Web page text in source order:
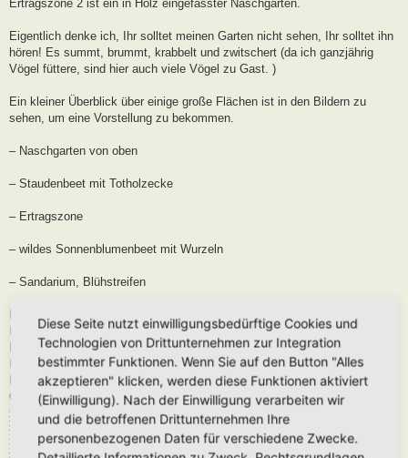
Ertragszone 2 ist ein in Holz eingefasster Naschgarten.
Eigentlich denke ich, Ihr solltet meinen Garten nicht sehen, Ihr solltet ihn
hören! Es summt, brummt, krabbelt und zwitschert (da ich ganzjährig
Vögel füttere, sind hier auch viele Vögel zu Gast. )
Ein kleiner Überblick über einige große Flächen ist in den Bildern zu
sehen, um eine Vorstellung zu bekommen.
– Naschgarten von oben
– Staudenbeet mit Totholzecke
– Ertragszone
– wildes Sonnenblumenbeet mit Wurzeln
– Sandarium, Blühstreifen
Dein Name: Sara S.
Postleitzahl: 17498
Hortus-Ort: Greifswald
Hortus-Land: Deutschland
Größe in m2: 1090
DATEIANHÄNGE
Diese Seite nutzt einwilligungsbedürftige Cookies und
Technologien von Drittunternehmen zur Integration
bestimmter Funktionen. Wenn Sie auf den Button "Alles
akzeptieren" klicken, werden diese Funktionen aktiviert
(Einwilligung). Nach der Einwilligung verarbeiten wir
und die betroffenen Drittunternehmen Ihre
personenbezogenen Daten für verschiedene Zwecke.